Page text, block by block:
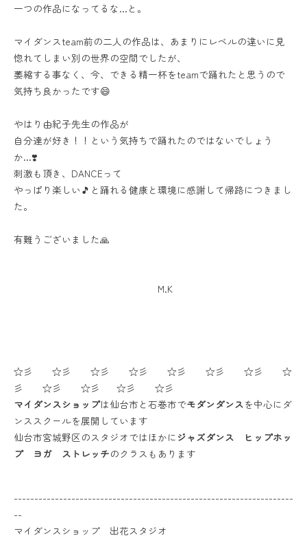
一つの作品になってるな…と。
マイダンスteam前の二人の作品は、あまりにレベルの違いに見
惚れてしまい別の世界の空間でしたが、
萎縮する事なく、今、できる精一杯をteamで踊れたと思うので
気持ち良かったです😄
やはり由紀子先生の作品が
自分達が好き！！という気持ちで踊れたのではないでしょう
か…❣️
刺激も頂き、DANCEって
やっぱり楽しい🎵と踊れる健康と環境に感謝して帰路につきまし
た。
有難うございました🙏
M.K
☆彡 ☆彡 ☆彡 ☆彡 ☆彡 ☆彡 ☆彡 ☆
彡 ☆彡 ☆彡 ☆彡 ☆彡
マイダンスショップは仙台市と石巻市でモダンダンスを中心にダ
ンススクールを展開しています
仙台市宮城野区のスタジオではほかに ジャズダンス ヒップホッ
プ ヨガ ストレッチのクラスもあります
--------------------------------------------------------------------
--
マイダンスショップ 出花スタジオ